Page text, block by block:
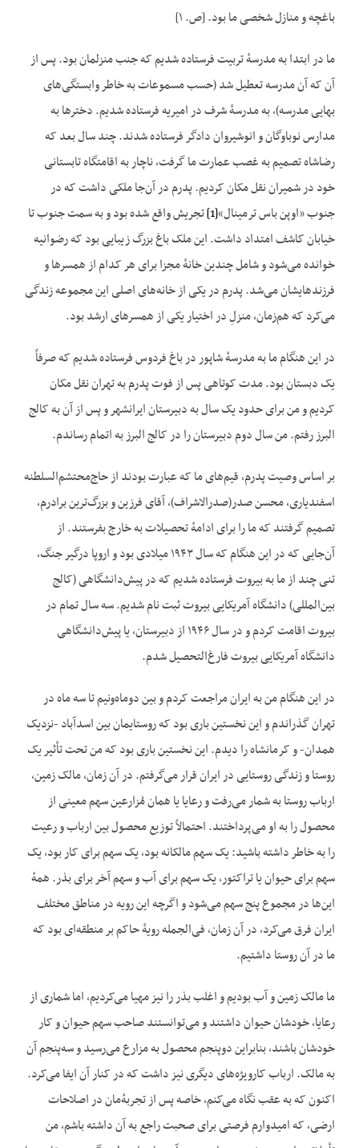
باغچه و منازل شخصی ما بود. [ص. ۱]
ما در ابتدا به مدرسهٔ تربیت فرستاده شدیم که جنب منزلمان بود. پس از
آن که آن مدرسه تعطیل شد (حسب مسموعات به خاطر وابستگی‌های
بهایی مدرسه)، به مدرسهٔ شرف در امیریه فرستاده شدیم. دخترها به
مدارس نوباوگان و انوشیروان دادگر فرستاده شدند. چند سال بعد که
رضاشاه تصمیم به غصب عمارت ما گرفت، ناچار به اقامتگاه تابستانی
خود در شمیران نقل مکان کردیم. پدرم در آن‌جا ملکی داشت که در
جنوب «اوپن باس ترمینال»[1] تجریش واقع شده بود و به سمت جنوب تا
خیابان کاشف امتداد داشت. این ملک باغ بزرگ زیبایی بود که رضوانیه
خوانده می‌شود و شامل چندین خانهٔ مجزا برای هر کدام از همسرها و
فرزندهایشان می‌شد. پدرم در یکی از خانه‌های اصلی این مجموعه زندگی
می‌کرد که هم‌زمان، منزلِ در اختیار یکی از همسرهای ارشد بود.
در این هنگام ما به مدرسهٔ شاپور در باغ فردوس فرستاده شدیم که صرفاً
یک دبستان بود. مدت کوتاهی پس از فوت پدرم به تهران نقل مکان
کردیم و من برای حدود یک سال به دبیرستان ایرانشهر و پس از آن به کالج
البرز رفتم. من سال دوم دبیرستان را در کالج البرز به اتمام رساندم.
بر اساس وصیت پدرم، قیم‌های ما که عبارت بودند از حاج‌محتشم‌السلطنه‌
اسفندیاری، محسن صدر(صدرالاشراف)، آقای فرزین و بزرگ‌ترین برادرم،
تصمیم گرفتند که ما را برای ادامهٔ تحصیلات به خارج بفرستند. از
آن‌جایی که در این هنگام که سال ۱۹۴۳ میلادی بود و اروپا درگیر جنگ،
تنی چند از ما به بیروت فرستاده شدیم که در پیش‌دانشگاهی (کالج
بین‌المللی) دانشگاه آمریکایی بیروت ثبت نام شدیم. سه سال تمام در
بیروت اقامت کردم و در سال ۱۹۴۶ از دبیرستان، یا پیش‌دانشگاهی
دانشگاه آمریکایی بیروت فارغ‌التحصیل شدم.
در این هنگام من به ایران مراجعت کردم و بین دوماه‌ونیم تا سه ماه در
تهران گذراندم و این نخستین باری بود که روستایمان بین اسدآباد -نزدیک
همدان- و کرمانشاه را دیدم. این نخستین باری بود که من تحت تأثیر یک
روستا و زندگی روستایی در ایران قرار می‌گرفتم. در آن زمان، مالک زمین،
ارباب روستا به شمار می‌رفت و رعایا یا همان مُزارعین سهم معینی از
محصول را به او می‌پرداختند. احتمالاً توزیع محصول بین ارباب و رعیت
را به خاطر داشته باشید: یک سهم مالکانه بود، یک سهم برای کار بود، یک
سهم برای حیوان یا تراکتور، یک سهم برای آب و سهم آخر برای بذر. همهٔ
این‌ها در مجموع پنج سهم می‌شود و اگرچه این رویه در مناطق مختلف
ایران فرق می‌کرد، در آن زمان، فی‌الجمله رویهٔ حاکم بر منطقه‌ای بود که
ما در آن روستا داشتیم.
ما مالک زمین و آب بودیم و اغلب بذر را نیز مهیا می‌کردیم، اما شماری از
رعایا، خودشان حیوان داشتند و می‌توانستند صاحب سهم حیوان و کار
خودشان باشند، بنابراین دوپنجم محصول به مزارع می‌رسید و سه‌پنجم آن
به مالک. ارباب کارویژه‌های دیگری نیز داشت که در کنار آن ایفا می‌کرد.
اکنون که به عقب نگاه می‌کنم، خاصه پس از تجربهٔ‌مان در اصلاحات
ارضی، که امیدوارم فرصتی برای صحبت راجع به آن داشته باشم، من